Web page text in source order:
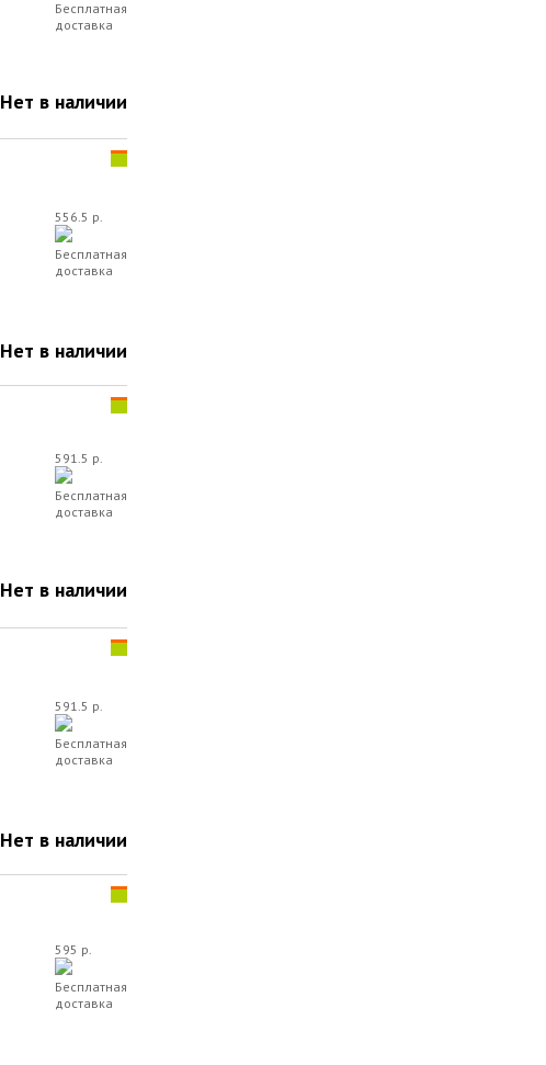
Бесплатная
доставка
Нет в наличии
556.5 р.
Бесплатная
доставка
Нет в наличии
591.5 р.
Бесплатная
доставка
Нет в наличии
591.5 р.
Бесплатная
доставка
Нет в наличии
595 р.
Бесплатная
доставка